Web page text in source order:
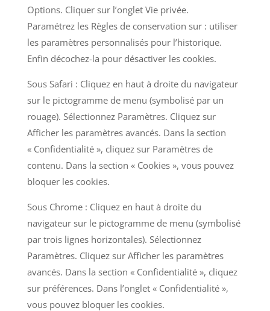
Options. Cliquer sur l’onglet Vie privée.
Paramétrez les Règles de conservation sur : utiliser
les paramètres personnalisés pour l’historique.
Enfin décochez-la pour désactiver les cookies.
Sous Safari : Cliquez en haut à droite du navigateur
sur le pictogramme de menu (symbolisé par un
rouage). Sélectionnez Paramètres. Cliquez sur
Afficher les paramètres avancés. Dans la section
« Confidentialité », cliquez sur Paramètres de
contenu. Dans la section « Cookies », vous pouvez
bloquer les cookies.
Sous Chrome : Cliquez en haut à droite du
navigateur sur le pictogramme de menu (symbolisé
par trois lignes horizontales). Sélectionnez
Paramètres. Cliquez sur Afficher les paramètres
avancés. Dans la section « Confidentialité », cliquez
sur préférences. Dans l’onglet « Confidentialité »,
vous pouvez bloquer les cookies.